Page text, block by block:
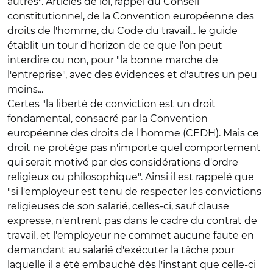
constitutionnel, de la Convention européenne des
droits de l'homme, du Code du travail... le guide
établit un tour d'horizon de ce que l'on peut
interdire ou non, pour "la bonne marche de
l'entreprise", avec des évidences et d'autres un peu
moins...
Certes "la liberté de conviction est un droit
fondamental, consacré par la Convention
européenne des droits de l'homme (CEDH). Mais ce
droit ne protège pas n'importe quel comportement
qui serait motivé par des considérations d'ordre
religieux ou philosophique". Ainsi il est rappelé que
"si l'employeur est tenu de respecter les convictions
religieuses de son salarié, celles-ci, sauf clause
expresse, n'entrent pas dans le cadre du contrat de
travail, et l'employeur ne commet aucune faute en
demandant au salarié d'exécuter la tâche pour
laquelle il a été embauché dès l'instant que celle-ci